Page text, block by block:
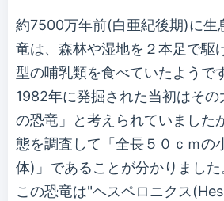
約7500万年前(白亜紀後期)に生
竜は、森林や湿地を２本足で駆
型の哺乳類を食べていたようで
1982年に発掘された当初はそ
の恐竜」と考えられていました
態を調査して「全長５０ｃｍの
体)」であることが分かりました
この恐竜は"ヘスペロニクス